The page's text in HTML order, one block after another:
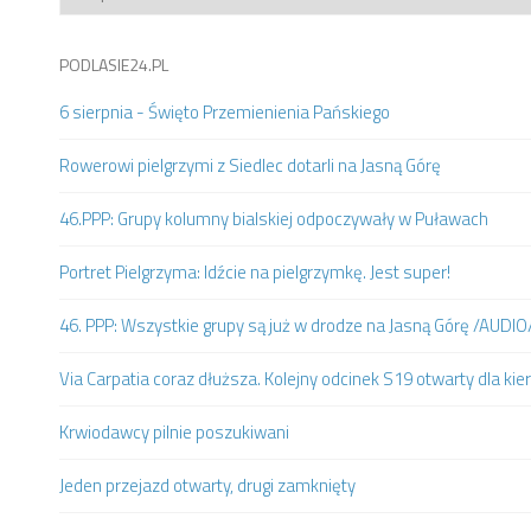
PODLASIE24.PL
6 sierpnia - Święto Przemienienia Pańskiego
Rowerowi pielgrzymi z Siedlec dotarli na Jasną Górę
46.PPP: Grupy kolumny bialskiej odpoczywały w Puławach
Portret Pielgrzyma: Idźcie na pielgrzymkę. Jest super!
46. PPP: Wszystkie grupy są już w drodze na Jasną Górę /
Via Carpatia coraz dłuższa. Kolejny odcinek S19 otwarty dla
Krwiodawcy pilnie poszukiwani
Jeden przejazd otwarty, drugi zamknięty